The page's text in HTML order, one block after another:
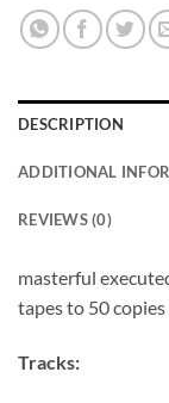
DESCRIPTION
ADDITIONAL
REVIEWS (0)
masterful
tapes to 50 copies
Tracks: